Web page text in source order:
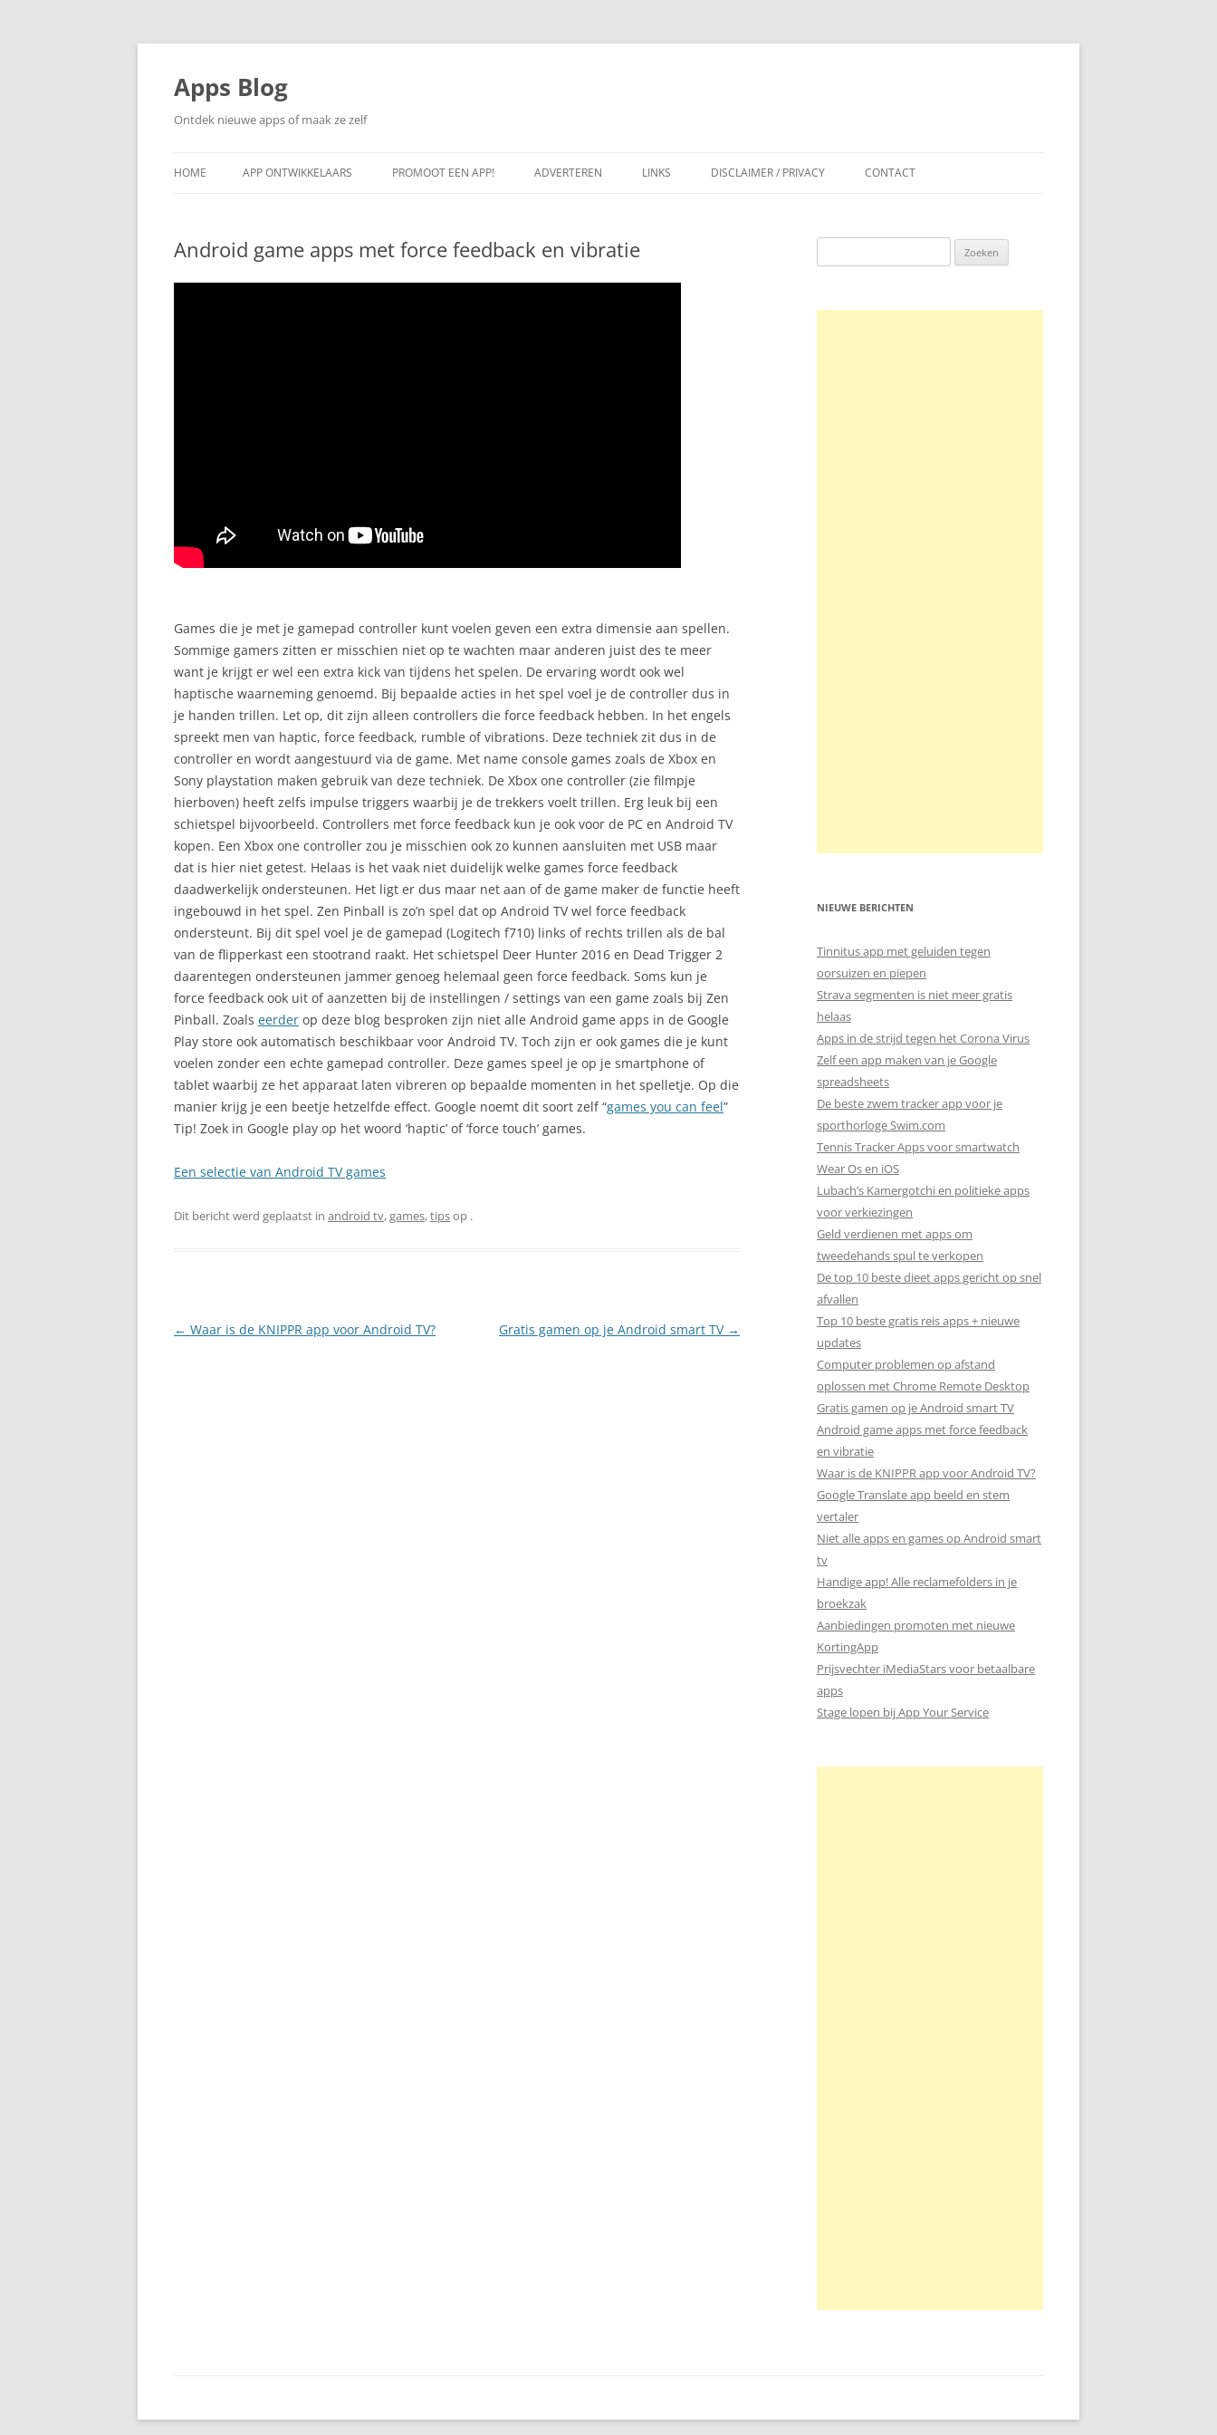
Ga
inhoud
Apps Blog
Ontdek nieuwe apps of maak ze zelf
HOME APP ONTWIKKELAARS PROMOOT EEN APP! ADVERTEREN LINKS DISCLAIMER / PRIVACY CONTACT
Android game apps met force feedback en vibratie
Games die je met je gamepad controller kunt voelen geven een extra dimensie aan spellen.
Sommige gamers zitten er misschien niet op te wachten maar anderen juist des te meer
want je krijgt er wel een extra kick van tijdens het spelen. De ervaring wordt ook wel
haptische waarneming genoemd. Bij bepaalde acties in het spel voel je de controller dus in
je handen trillen. Let op, dit zijn alleen controllers die force feedback hebben. In het engels
spreekt men van haptic, force feedback, rumble of vibrations. Deze techniek zit dus in de
controller en wordt aangestuurd via de game. Met name console games zoals de Xbox en
Sony playstation maken gebruik van deze techniek. De Xbox one controller (zie filmpje
hierboven) heeft zelfs impulse triggers waarbij je de trekkers voelt trillen. Erg leuk bij een
schietspel bijvoorbeeld. Controllers met force feedback kun je ook voor de PC en Android TV
kopen. Een Xbox one controller zou je misschien ook zo kunnen aansluiten met USB maar
dat is hier niet getest. Helaas is het vaak niet duidelijk welke games force feedback
daadwerkelijk ondersteunen. Het ligt er dus maar net aan of de game maker de functie heeft
ingebouwd in het spel. Zen Pinball is zo’n spel dat op Android TV wel force feedback
ondersteunt. Bij dit spel voel je de gamepad (Logitech f710) links of rechts trillen als de bal
van de flipperkast een stootrand raakt. Het schietspel Deer Hunter 2016 en Dead Trigger 2
daarentegen ondersteunen jammer genoeg helemaal geen force feedback. Soms kun je
force feedback ook uit of aanzetten bij de instellingen / settings van een game zoals bij Zen
Pinball. Zoals eerder op deze blog besproken zijn niet alle Android game apps in de Google
Play store ook automatisch beschikbaar voor Android TV. Toch zijn er ook games die je kunt
voelen zonder een echte gamepad controller. Deze games speel je op je smartphone of
tablet waarbij ze het apparaat laten vibreren op bepaalde momenten in het spelletje. Op die
manier krijg je een beetje hetzelfde effect. Google noemt dit soort zelf “games you can feel”
Tip! Zoek in Google play op het woord ‘haptic’ of ‘force touch’ games.
Een selectie van Android TV games
Dit bericht werd geplaatst in android tv,games,tipsop .
Berichtnavigatie
← Waar is de KNIPPR app voor Android TV? Gratis gamen op je Android smart TV →
naar:
NIEUWE BERICHTEN
Tinnitus app met geluiden tegen
oorsuizen en piepen
Strava segmenten is niet meer gratis
helaas
Apps in de strijd tegen het Corona Virus
Zelf een app maken van je Google
spreadsheets
De beste zwem tracker app voor je
sporthorloge Swim.com
Tennis Tracker Apps voor smartwatch
Wear Os en iOS
Lubach’s Kamergotchi en politieke apps
voor verkiezingen
Geld verdienen met apps om
tweedehands spul te verkopen
De top 10 beste dieet apps gericht op snel
afvallen
Top 10 beste gratis reis apps + nieuwe
updates
Computer problemen op afstand
oplossen met Chrome Remote Desktop
Gratis gamen op je Android smart TV
Android game apps met force feedback
en vibratie
Waar is de KNIPPR app voor Android TV?
Google Translate app beeld en stem
vertaler
Niet alle apps en games op Android smart
tv
Handige app! Alle reclamefolders in je
broekzak
Aanbiedingen promoten met nieuwe
KortingApp
Prijsvechter iMediaStars voor betaalbare
apps
Stage lopen bij App Your Service